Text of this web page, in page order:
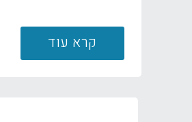
קרא עוד